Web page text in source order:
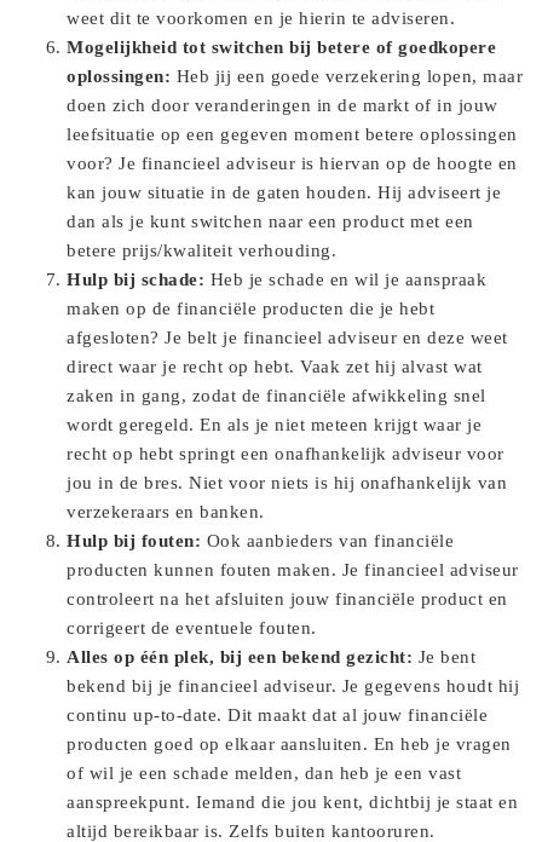
weet dit te voorkomen en je hierin te adviseren.
Mogelijkheid tot switchen bij betere of goedkopere
oplossingen: Heb jij een goede verzekering lopen, maar
doen zich door veranderingen in de markt of in jouw
leefsituatie op een gegeven moment betere oplossingen
voor? Je financieel adviseur is hiervan op de hoogte en
kan jouw situatie in de gaten houden. Hij adviseert je
dan als je kunt switchen naar een product met een
betere prijs/kwaliteit verhouding.
Hulp bij schade: Heb je schade en wil je aanspraak
maken op de financiële producten die je hebt
afgesloten? Je belt je financieel adviseur en deze weet
direct waar je recht op hebt. Vaak zet hij alvast wat
zaken in gang, zodat de financiële afwikkeling snel
wordt geregeld. En als je niet meteen krijgt waar je
recht op hebt springt een onafhankelijk adviseur voor
jou in de bres. Niet voor niets is hij onafhankelijk van
verzekeraars en banken.
Hulp bij fouten: Ook aanbieders van financiële
producten kunnen fouten maken. Je financieel adviseur
controleert na het afsluiten jouw financiële product en
corrigeert de eventuele fouten.
Alles op één plek, bij een bekend gezicht: Je bent
bekend bij je financieel adviseur. Je gegevens houdt hij
continu up-to-date. Dit maakt dat al jouw financiële
producten goed op elkaar aansluiten. En heb je vragen
of wil je een schade melden, dan heb je een vast
aanspreekpunt. Iemand die jou kent, dichtbij je staat en
altijd bereikbaar is. Zelfs buiten kantooruren.